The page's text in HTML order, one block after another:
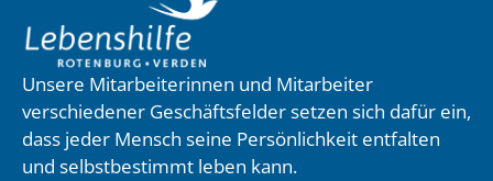
Unsere Mitarbeiterinnen und Mitarbeiter
verschiedener Geschäftsfelder setzen sich dafür ein,
dass jeder Mensch seine Persönlichkeit entfalten
und selbstbestimmt leben kann.